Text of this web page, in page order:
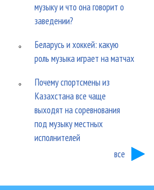
музыку и что она говорит о
заведении?
Беларусь и хоккей: какую
роль музыка играет на матчах
Почему спортсмены из
Казахстана все чаще
выходят на соревнования
под музыку местных
исполнителей
все